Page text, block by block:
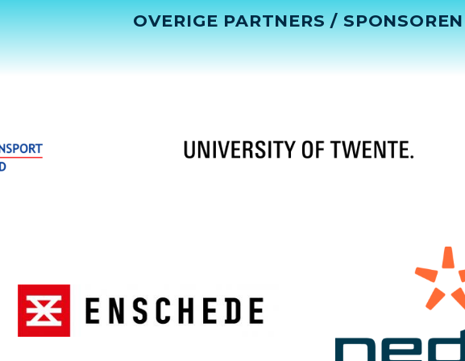
OVERIGE PARTNERS / SPONSOREN